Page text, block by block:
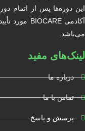
این دوره‌ها پس از اتمام
می‌باشد.
لینک‌های مفید
درباره ما
تماس با ما
پرسش و پاسخ